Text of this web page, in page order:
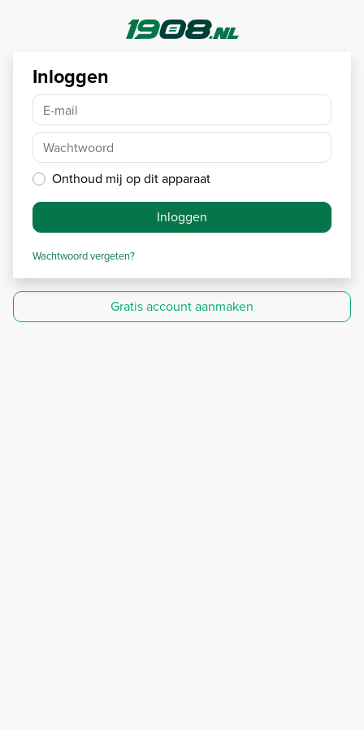
Inloggen
E-mail
Wachtwoord
Onthoud mij op dit apparaat
Inloggen
Wachtwoord vergeten?
Gratis account aanmaken